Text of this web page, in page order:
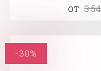
от 3
-30%